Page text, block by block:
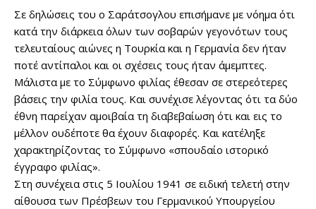
Σε δηλώσεις του ο Σαράτσογλου επισήμανε με νόημα ότι
κατά την διάρκεια όλων των σοβαρών γεγονότων τους
τελευταίους αιώνες η Τουρκία και η Γερμανία δεν ήταν
ποτέ αντίπαλοι και οι σχέσεις τους ήταν άμεμπτες.
Μάλιστα με το Σύμφωνο φιλίας έθεσαν σε στερεότερες
βάσεις την φιλία τους. Και συνέχισε λέγοντας ότι τα δύο
έθνη παρείχαν αμοιβαία τη διαβεβαίωση ότι και εις το
μέλλον ουδέποτε θα έχουν διαφορές. Και κατέληξε
χαρακτηρίζοντας το Σύμφωνο «σπουδαίο ιστορικό
έγγραφο φιλίας».
Στη συνέχεια στις 5 Ιουλίου 1941 σε ειδική τελετή στην
αίθουσα των Πρέσβεων του Γερμανικού Υπουργείου